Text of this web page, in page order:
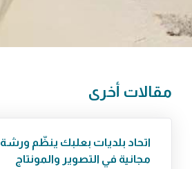
مقالات أخرى
اتحاد بلديات بعلبك ينظّم ورشة
مجانية في التصوير والمونتاج